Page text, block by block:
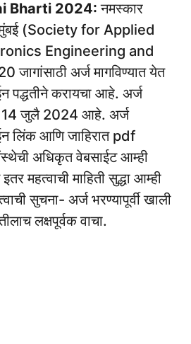
Bharti 2024: नमस्कार
मुंबई (Society for Applied
Engineering and
अर्ज मागविण्यात येत
पद्धतीने करायचा आहे. अर्ज
14 जुलै 2024 आहे. अर्ज
लिंक आणि जाहिरात pdf
अधिकृत वेबसाईट आम्ही
महत्वाची माहिती सुद्धा आम्ही
सुचना- अर्ज भरण्यापूर्वी खाली
लक्षपूर्वक वाचा.